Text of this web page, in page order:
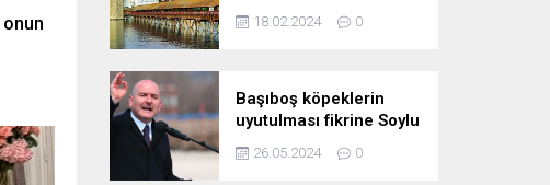
onun
kesişme noktasında
bulunan bir ülke.
18.02.2024 0
Başıboş köpeklerin
uyutulması fikrine Soylu
da karşı çıktı: Gönlüm
razı değil
26.05.2024 0